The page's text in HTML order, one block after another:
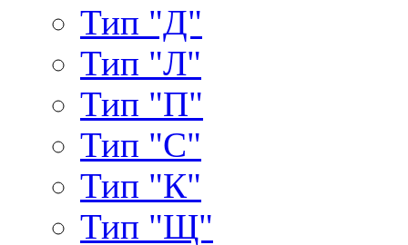
Тип "Д"
Тип "Л"
Тип "П"
Тип "С"
Тип "К"
Тип "Щ"